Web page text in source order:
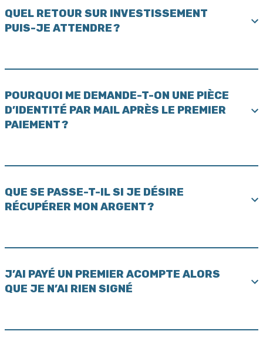
QUEL RETOUR SUR INVESTISSEMENT
PUIS-JE ATTENDRE ?
POURQUOI ME DEMANDE-T-ON UNE PIÈCE
D’IDENTITÉ PAR MAIL APRÈS LE PREMIER
PAIEMENT ?
QUE SE PASSE-T-IL SI JE DÉSIRE
RÉCUPÉRER MON ARGENT ?
J’AI PAYÉ UN PREMIER ACOMPTE ALORS
QUE JE N’AI RIEN SIGNÉ